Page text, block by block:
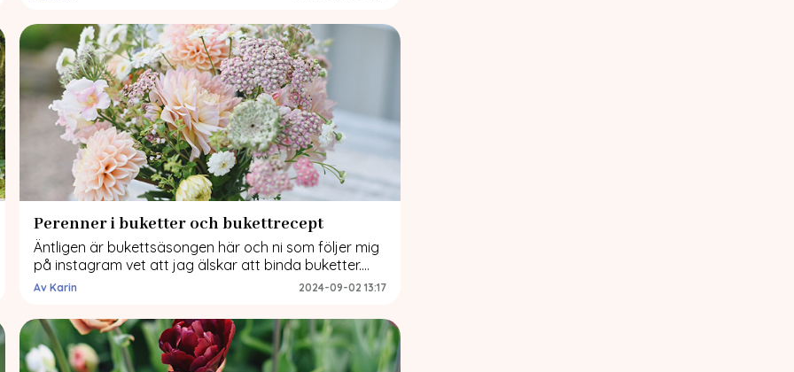
topp 5 när det gäller dahlior och sommarblommor
men också en lista med 5 saker som inte blev […]
Perenner i buketter och bukettrecept
Äntligen är bukettsäsongen här och ni som följer mig
på instagram vet att jag älskar att binda buketter.
Dahlior är nästan alltid basen i mina buketter och
sommarblommor och perenner. Eftersom sådderna
av sommarblommor är lite oberäkneliga är planen
framöver att ha en bas av perenner och buskar […]
2024-09-02 13:17
Av Karin